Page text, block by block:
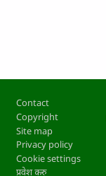
Footer
Contact
Copyright
Site map
Privacy policy
Cookie settings
प्रवेश करु